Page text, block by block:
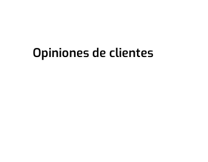
Opiniones de clientes